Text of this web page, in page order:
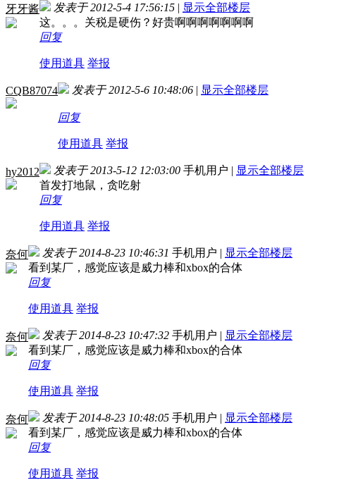
牙牙酱 发表于 2012-5-4 17:56:15 | 显示全部楼层
这。。。关税是硬伤？好贵啊啊啊啊啊啊啊
回复
使用道具 举报
CQB87074 发表于 2012-5-6 10:48:06 | 显示全部楼层
回复
使用道具 举报
hy2012 发表于 2013-5-12 12:03:00 手机用户 | 显示全部楼层
首发打地鼠，贪吃射
回复
使用道具 举报
奈何 发表于 2014-8-23 10:46:31 手机用户 | 显示全部楼层
看到某厂，感觉应该是威力棒和xbox的合体
回复
使用道具 举报
奈何 发表于 2014-8-23 10:47:32 手机用户 | 显示全部楼层
看到某厂，感觉应该是威力棒和xbox的合体
回复
使用道具 举报
奈何 发表于 2014-8-23 10:48:05 手机用户 | 显示全部楼层
看到某厂，感觉应该是威力棒和xbox的合体
回复
使用道具 举报